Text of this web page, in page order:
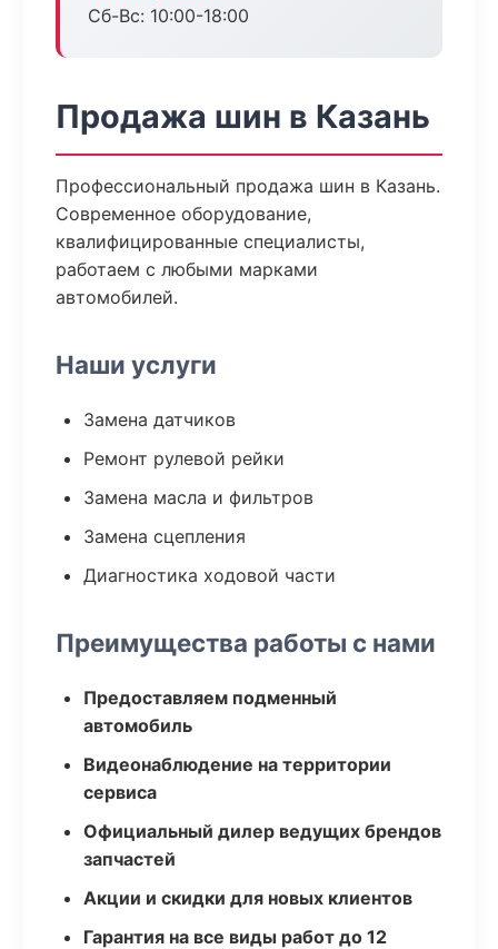
Сб-Вс: 10:00-18:00
Продажа шин в Казань
Профессиональный продажа шин в Казань.
Современное оборудование,
квалифицированные специалисты,
работаем с любыми марками
автомобилей.
Наши услуги
Замена датчиков
Ремонт рулевой рейки
Замена масла и фильтров
Замена сцепления
Диагностика ходовой части
Преимущества работы с нами
Предоставляем подменный
автомобиль
Видеонаблюдение на территории
сервиса
Официальный дилер ведущих брендов
запчастей
Акции и скидки для новых клиентов
Гарантия на все виды работ до 12